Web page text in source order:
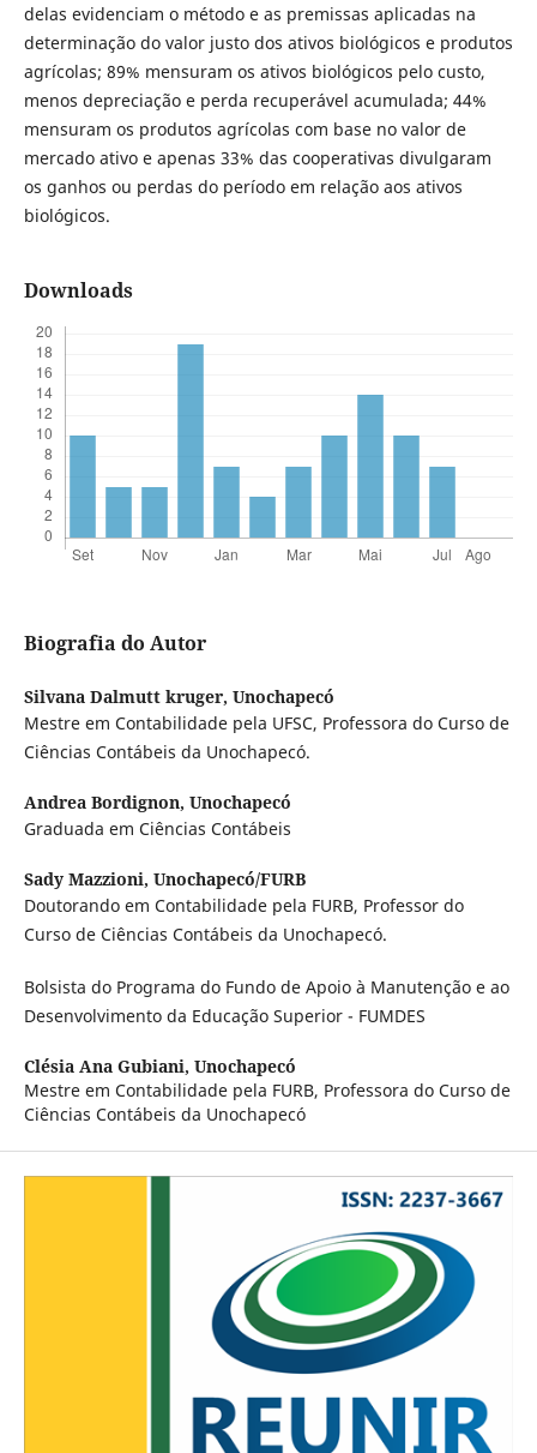
delas evidenciam o método e as premissas aplicadas na
determinação do valor justo dos ativos biológicos e produtos
agrícolas; 89% mensuram os ativos biológicos pelo custo,
menos depreciação e perda recuperável acumulada; 44%
mensuram os produtos agrícolas com base no valor de
mercado ativo e apenas 33% das cooperativas divulgaram
os ganhos ou perdas do período em relação aos ativos
biológicos.
Downloads
Biografia do Autor
Silvana Dalmutt kruger, Unochapecó
Mestre em Contabilidade pela UFSC, Professora do Curso de
Ciências Contábeis da Unochapecó.
Andrea Bordignon, Unochapecó
Graduada em Ciências Contábeis
Sady Mazzioni, Unochapecó/FURB
Doutorando em Contabilidade pela FURB, Professor do
Curso de Ciências Contábeis da Unochapecó.
Bolsista do Programa do Fundo de Apoio à Manutenção e ao
Desenvolvimento da Educação Superior - FUMDES
Clésia Ana Gubiani, Unochapecó
Mestre em Contabilidade pela FURB, Professora do Curso de
Ciências Contábeis da Unochapecó